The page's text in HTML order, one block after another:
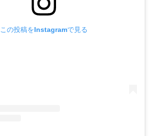
この投稿をInstagramで見る